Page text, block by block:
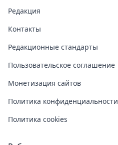
Редакция
Контакты
Редакционные стандарты
Пользовательское соглашение
Монетизация сайтов
Политика конфиденциальности
Политика cookies